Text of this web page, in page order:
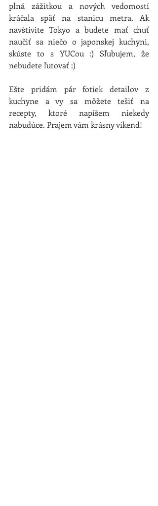
plná zážitkou a nových vedomostí
kráčala späť na stanicu metra. Ak
navštívite Tokyo a budete mať chuť
naučiť sa niečo o japonskej kuchyni,
skúste to s YUCou :) Sľubujem, že
nebudete ľutovať :)
Ešte pridám pár fotiek detailov z
kuchyne a vy sa môžete tešiť na
recepty, ktoré napíšem niekedy
nabudúce. Prajem vám krásny víkend!